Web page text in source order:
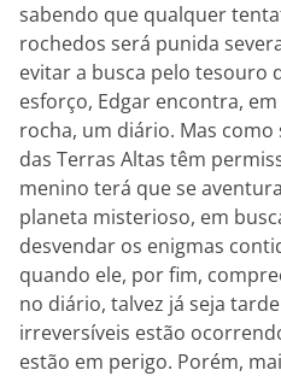
sabendo que qualquer
rochedos será punida
evitar a busca pelo tesouro
esforço, Edgar encontra,
rocha, um diário. Mas
das Terras Altas têm
menino terá que se
planeta misterioso, em
desvendar os enigmas
quando ele, por fim,
no diário, talvez já seja
irreversíveis estão
estão em perigo. Porém,